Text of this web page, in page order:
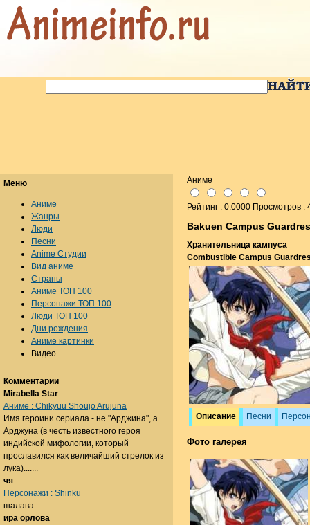
Аниме
Рейтинг : 0.0000 Просмотров :
Bakuen Campus
Хранительница кампуса
Combustible Campus
Описание Песни
Фото галерея
Меню
Аниме
Жанры
Люди
Песни
Anime Студии
Вид аниме
Страны
Аниме ТОП 100
Персонажи ТОП 100
Люди ТОП 100
Дни рождения
Аниме картинки
Видео
Комментарии
Mirabella Star
Аниме : Chikyuu Shoujo Arujuna
Имя героини сериала - не "Арджина", а
Арджуна (в честь известного героя
индийской мифологии, который
прославился как величайший стрелок из
лука).......
чя
Персонажи : Shinku
шалава......
ира орлова